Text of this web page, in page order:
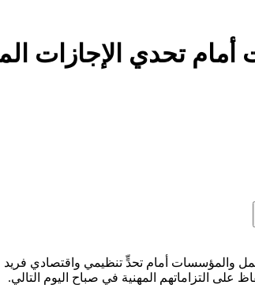
والمؤسسات أمام تحدٍّ تنظيمي واقتصادي
التزاماتهم المهنية في صباح اليوم التالي.